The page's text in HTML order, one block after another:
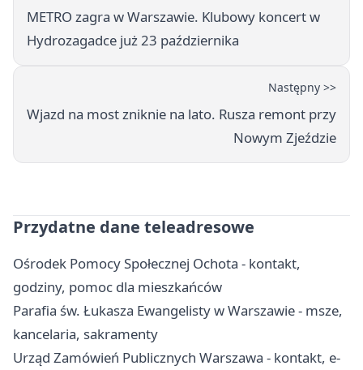
METRO zagra w Warszawie. Klubowy koncert w
Hydrozagadce już 23 października
Następny >>
Wjazd na most zniknie na lato. Rusza remont przy
Nowym Zjeździe
Przydatne dane teleadresowe
Ośrodek Pomocy Społecznej Ochota - kontakt,
godziny, pomoc dla mieszkańców
Parafia św. Łukasza Ewangelisty w Warszawie - msze,
kancelaria, sakramenty
Urząd Zamówień Publicznych Warszawa - kontakt, e-